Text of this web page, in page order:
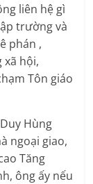
liên hệ gì
trường và
phán ,
xã hội,
Tôn giáo
Hùng
ngoại giao,
Tăng
ông ấy nếu